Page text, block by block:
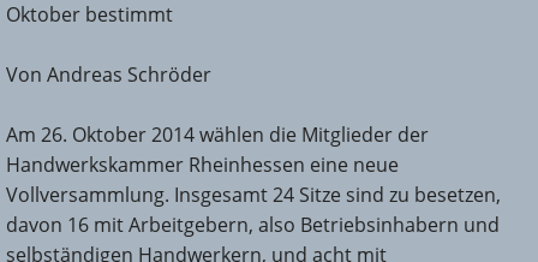
Oktober bestimmt
Von Andreas Schröder
Am 26. Oktober 2014 wählen die Mitglieder der
Handwerkskammer Rheinhessen eine neue
Vollversammlung. Insgesamt 24 Sitze sind zu besetzen,
davon 16 mit Arbeitgebern, also Betriebsinhabern und
selbständigen Handwerkern, und acht mit